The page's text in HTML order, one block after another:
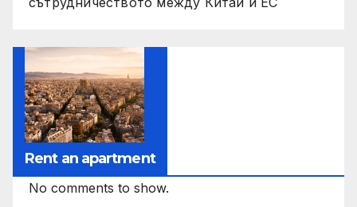
Rent an apartment
No comments to show.